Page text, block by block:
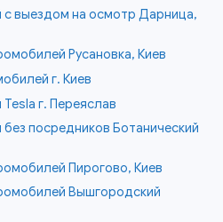
с выездом на осмотр Дарница,
Русановка, Киев
г. Киев
г. Переяслав
посредников Ботанический
Пирогово, Киев
Вышгородский